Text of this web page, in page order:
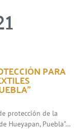
PARA
protección de la
Hueyapan, Puebla”…